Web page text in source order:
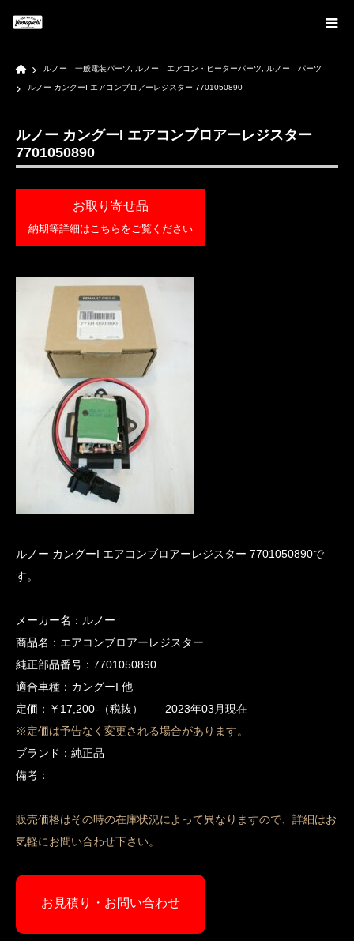
Home
ルノー 一般電装パーツ ルノー エアコン・ヒーターパーツ ルノー パーツ
ルノー カングーI エアコンブロアーレジスター 7701050890
ルノー カングーI エアコンブロアーレジスター
7701050890
お取り寄せ品
納期等詳細はこちらをご覧ください
ルノー カングーI エアコンブロアーレジスター 7701050890で
す。
メーカー名：ルノー
商品名：エアコンブロアーレジスター
純正部品番号：7701050890
適合車種：カングーI 他
定価：￥17,200-（税抜） 2023年03月現在
※定価は予告なく変更される場合があります。
ブランド：純正品
備考：
販売価格はその時の在庫状況によって異なりますので、詳細はお
気軽にお問い合わせ下さい。
お見積り・お問い合わせ